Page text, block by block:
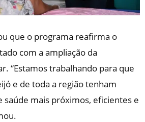
que o programa reafirma o
com a ampliação da
“Estamos trabalhando para que
e de toda a região tenham
saúde mais próximos, eficientes e